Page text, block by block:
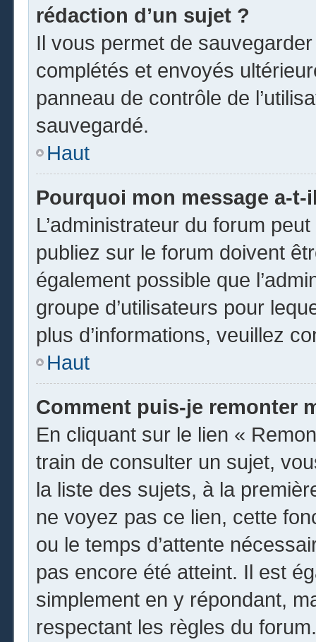
rédaction d’un sujet ?
Il vous permet de
complétés et envoyés
panneau de contrôle de
sauvegardé.
Haut
Pourquoi mon message a-
L’administrateur du forum
publiez sur le forum doivent
également possible que
groupe d’utilisateurs pour
plus d’informations, veuillez
Haut
Comment puis-je remonter
En cliquant sur le lien «
train de consulter un sujet,
la liste des sujets, à la
ne voyez pas ce lien, cette
ou le temps d’attente
pas encore été atteint. Il est
simplement en y répondant,
respectant les règles du forum.